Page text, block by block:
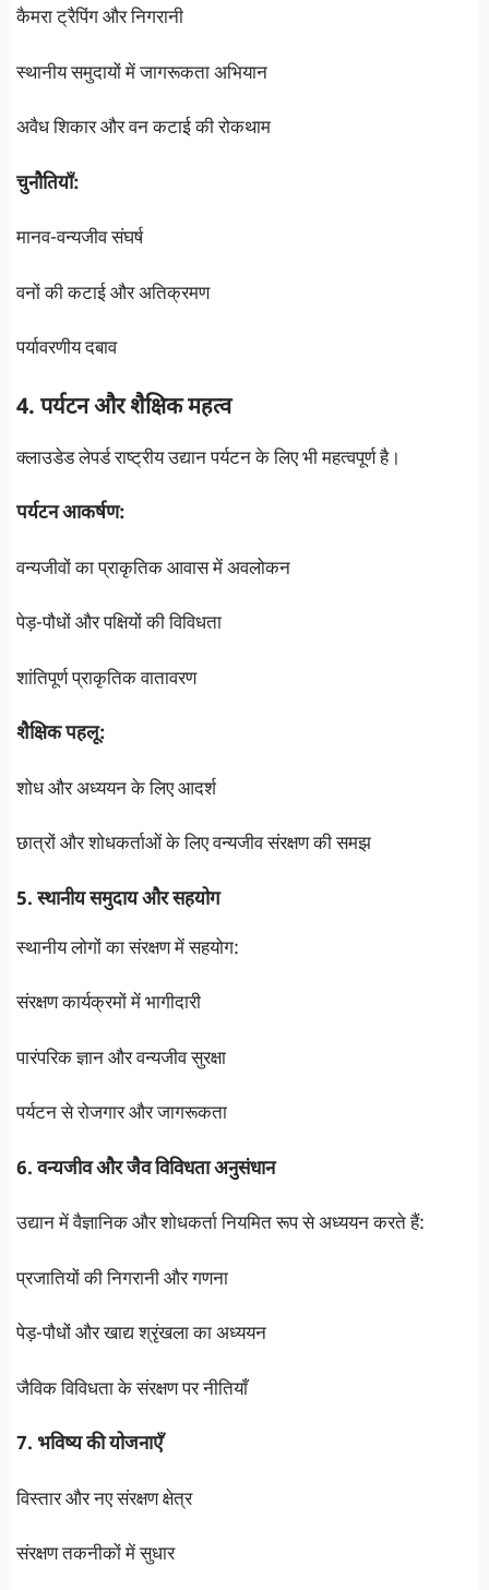
कैमरा ट्रैपिंग और निगरानी
स्थानीय समुदायों में जागरूकता अभियान
अवैध शिकार और वन कटाई की रोकथाम
चुनौतियाँ:
मानव-वन्यजीव संघर्ष
वनों की कटाई और अतिक्रमण
पर्यावरणीय दबाव
4. पर्यटन और शैक्षिक महत्व
क्लाउडेड लेपर्ड राष्ट्रीय उद्यान पर्यटन के लिए भी महत्वपूर्ण है।
पर्यटन आकर्षण:
वन्यजीवों का प्राकृतिक आवास में अवलोकन
पेड़-पौधों और पक्षियों की विविधता
शांतिपूर्ण प्राकृतिक वातावरण
शैक्षिक पहलू:
शोध और अध्ययन के लिए आदर्श
छात्रों और शोधकर्ताओं के लिए वन्यजीव संरक्षण की समझ
5. स्थानीय समुदाय और सहयोग
स्थानीय लोगों का संरक्षण में सहयोग:
संरक्षण कार्यक्रमों में भागीदारी
पारंपरिक ज्ञान और वन्यजीव सुरक्षा
पर्यटन से रोजगार और जागरूकता
6. वन्यजीव और जैव विविधता अनुसंधान
उद्यान में वैज्ञानिक और शोधकर्ता नियमित रूप से अध्ययन करते हैं:
प्रजातियों की निगरानी और गणना
पेड़-पौधों और खाद्य श्रृंखला का अध्ययन
जैविक विविधता के संरक्षण पर नीतियाँ
7. भविष्य की योजनाएँ
विस्तार और नए संरक्षण क्षेत्र
संरक्षण तकनीकों में सुधार